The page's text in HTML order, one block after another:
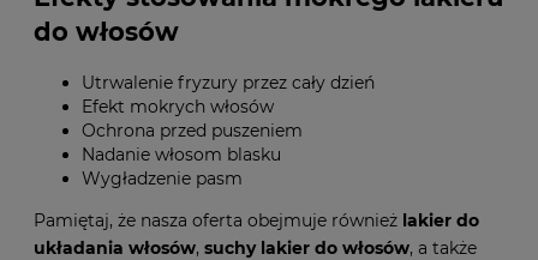
do włosów
Utrwalenie fryzury przez cały dzień
Efekt mokrych włosów
Ochrona przed puszeniem
Nadanie włosom blasku
Wygładzenie pasm
Pamiętaj, że nasza oferta obejmuje również lakier do
układania włosów, suchy lakier do włosów, a także